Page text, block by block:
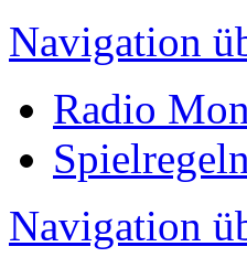
Navigation
Radio
Spielregeln
Navigation